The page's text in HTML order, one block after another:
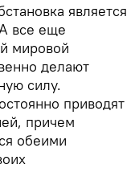
является
все еще
мировой
делают
силу.
приводят
причем
обеими